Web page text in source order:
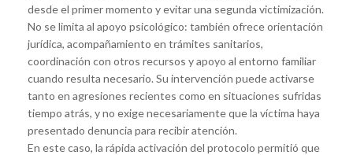
desde el primer momento y evitar una segunda victimización.
No se limita al apoyo psicológico: también ofrece orientación
jurídica, acompañamiento en trámites sanitarios,
coordinación con otros recursos y apoyo al entorno familiar
cuando resulta necesario. Su intervención puede activarse
tanto en agresiones recientes como en situaciones sufridas
tiempo atrás, y no exige necesariamente que la víctima haya
presentado denuncia para recibir atención.
En este caso, la rápida activación del protocolo permitió que